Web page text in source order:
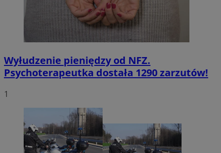
Wyłudzenie pieniędzy od NFZ.
Psychoterapeutka dostała 1290 zarzutów!
1